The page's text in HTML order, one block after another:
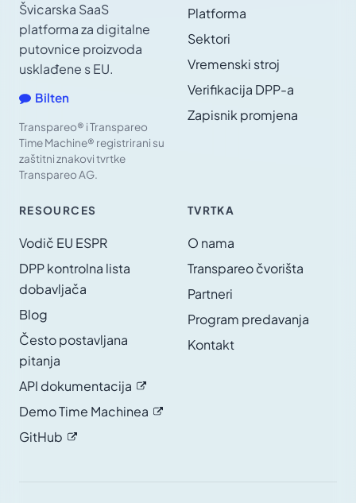
Švicarska SaaS
platforma za digitalne
putovnice proizvoda
usklađene s EU.
Bilten
Transpareo® i Transpareo
Time Machine® registrirani su
zaštitni znakovi tvrtke
Transpareo AG.
Platforma
Sektori
Vremenski stroj
Verifikacija DPP-a
Zapisnik promjena
RESOURCES
Vodič EU ESPR
DPP kontrolna lista
dobavljača
Blog
Često postavljana
pitanja
API dokumentacija
Demo Time Machinea
GitHub
TVRTKA
O nama
Transpareo čvorišta
Partneri
Program predavanja
Kontakt